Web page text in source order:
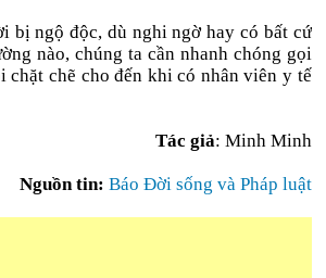
bị ngộ độc, dù nghi ngờ hay có bất cứ
nào, chúng ta cần nhanh chóng gọi
chặt chẽ cho đến khi có nhân viên y tế
Tác giả: Minh Minh
Nguồn tin: Báo Đời sống và Pháp luật